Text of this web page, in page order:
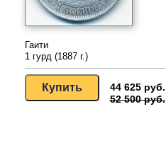
Гаити
1 гурд (1887 г.)
44 625 руб.
52 500 руб.